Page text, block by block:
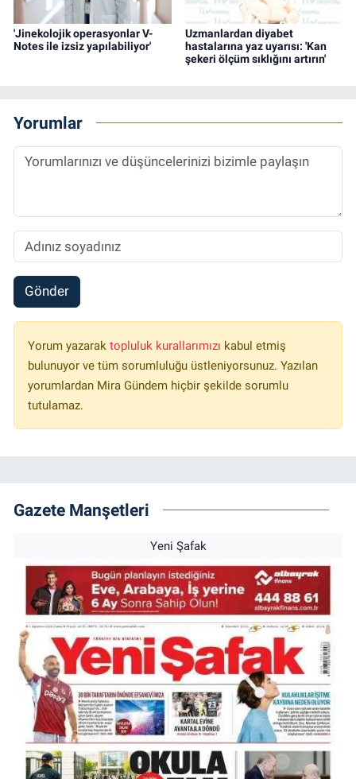
'Jinekolojik operasyonlar V-
Notes ile izsiz yapılabiliyor'
Uzmanlardan diyabet
hastalarına yaz uyarısı: 'Kan
şekeri ölçüm sıklığını artırın'
Yorumlar
Gönder
Yorum yazarak topluluk kurallarımızı kabul etmiş
bulunuyor ve tüm sorumluluğu üstleniyorsunuz. Yazılan
yorumlardan Mira Gündem hiçbir şekilde sorumlu
tutulamaz.
Gazete Manşetleri
Yeni Şafak